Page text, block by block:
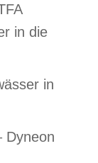
in die
in
Dyneon